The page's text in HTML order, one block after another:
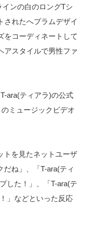
ンの白のロングTシ
されたへプラムデザイ
をコーディネートして
アスタイルで男性ファ
ara(ティアラ)の公式
ミュージックビデオ
トを見たネットユーザ
ね」、「T-ara(ティ
した！」、「T-ara(テ
」などといった反応